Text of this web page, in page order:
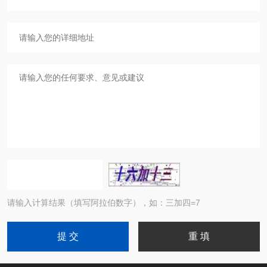
请输入计算结果（填写阿拉伯数字），如：三加四=7